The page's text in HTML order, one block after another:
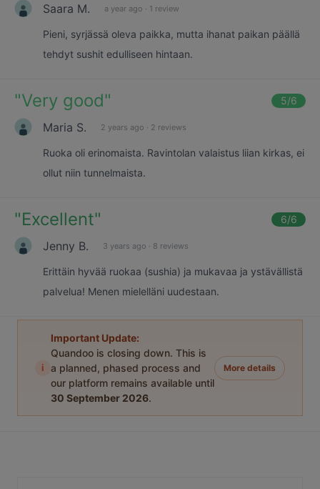
Saara M. a year ago · 1 review
Pieni, syrjässä oleva paikka, mutta ihanat paikan päällä
tehdyt sushit edulliseen hintaan.
"Very good" 5/6
Maria S. 2 years ago · 2 reviews
Ruoka oli erinomaista. Ravintolan valaistus liian kirkas, ei
ollut niin tunnelmaista.
"Excellent" 6/6
Jenny B. 3 years ago · 8 reviews
Erittäin hyvää ruokaa (sushia) ja mukavaa ja ystävällistä
palvelua! Menen mielelläni uudestaan.
i
Important Update:
Quandoo is closing down. This is
a planned, phased process and
our platform remains available until
30 September 2026.
More details